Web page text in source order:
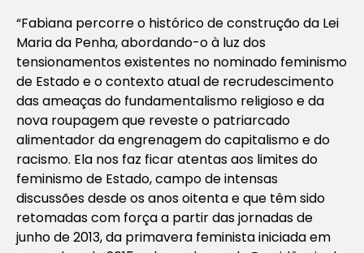
“Fabiana percorre o histórico de construção da Lei
Maria da Penha, abordando-o à luz dos
tensionamentos existentes no nominado feminismo
de Estado e o contexto atual de recrudescimento
das ameaças do fundamentalismo religioso e da
nova roupagem que reveste o patriarcado
alimentador da engrenagem do capitalismo e do
racismo. Ela nos faz ficar atentas aos limites do
feminismo de Estado, campo de intensas
discussões desde os anos oitenta e que têm sido
retomadas com força a partir das jornadas de
junho de 2013, da primavera feminista iniciada em